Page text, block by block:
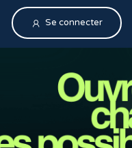
Se connecter